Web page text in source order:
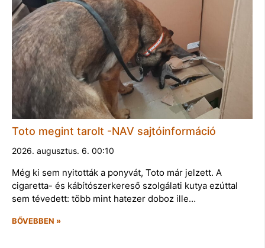
Toto megint tarolt -NAV sajtóinformáció
2026. augusztus. 6. 00:10
Még ki sem nyitották a ponyvát, Toto már jelzett. A
cigaretta- és kábítószerkereső szolgálati kutya ezúttal
sem tévedett: több mint hatezer doboz ille…
BŐVEBBEN »